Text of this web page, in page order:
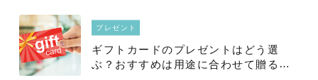
プレゼント
ギフトカードのプレゼントはどう選
ぶ？おすすめは用途に合わせて贈るの